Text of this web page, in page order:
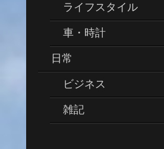
ライフスタイル
車・時計
日常
ビジネス
雑記